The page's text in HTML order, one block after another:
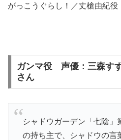
がっこうぐらし！／丈槍由紀役
ガンマ役 声優：三森す
さん
シャドウガーデン「七陰」
の持ち主で、シャドウの言